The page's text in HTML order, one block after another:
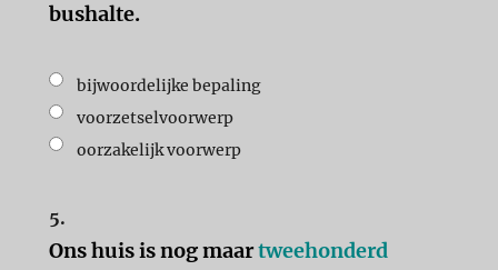
bushalte.
bijwoordelijke bepaling
voorzetselvoorwerp
oorzakelijk voorwerp
5.
Ons huis is nog maartweehonderd